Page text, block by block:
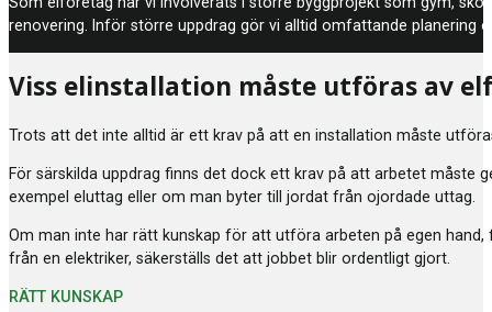
renovering. Inför större uppdrag gör vi alltid omfattande planering
Viss elinstallation måste utföras av
Trots att det inte alltid är ett krav på att en installation måste
För särskilda uppdrag finns det dock ett krav på att arbetet
exempel eluttag eller om man byter till jordat från ojordade uttag.
Om man inte har rätt kunskap för att utföra arbeten på egen
från en elektriker, säkerställs det att jobbet blir ordentligt gjort.
RÄTT KUNSKAP